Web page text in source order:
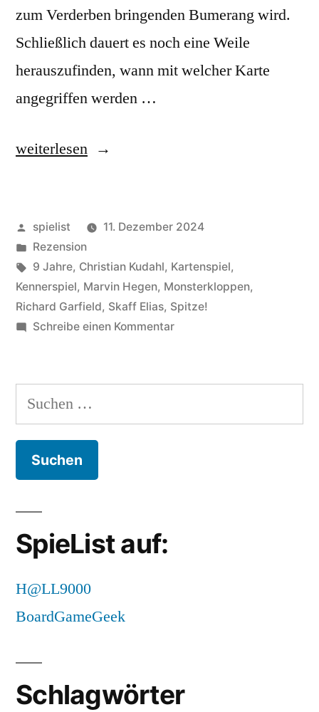
zum Verderben bringenden Bumerang wird.
Schließlich dauert es noch eine Weile
herauszufinden, wann mit welcher Karte
angegriffen werden …
„Mindbug:
beim
ersten
Mal!“
weiterlesen
Veröffentlicht
von
spielist
11. Dezember 2024
Veröffentlicht
in
Rezension
Schlagwörter:
9 Jahre, Christian Kudahl, Kartenspiel,
Kennerspiel, Marvin Hegen, Monsterkloppen,
Richard Garfield, Skaff Elias, Spitze!
Schreibe einen Kommentarzu
nicht
ersten
Suchen
nach:
SpieList auf:
H@LL9000
BoardGameGeek
Schlagwörter